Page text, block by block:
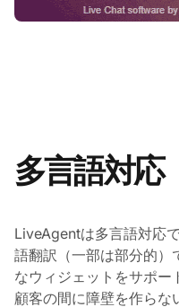
多言語対応
LiveAgentは多言語対応
語翻訳（一部は部分的）
なウィジェットをサポー
顧客の間に障壁を作らな